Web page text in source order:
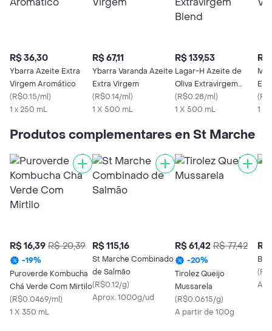
R$ 36,30
Ybarra Azeite Extra
Virgem Aromático
(R$0.15/ml)
1 x 250 mL
R$ 67,11
Ybarra Varanda Azeite
Extra Virgem
(R$0.14/ml)
1 X 500 mL
R$ 139,53
Lagar-H Azeite de
Oliva Extravirgem
Blend
(R$0.28/ml)
1 X 500 mL
R$
(
1 X
Produtos complementares en St Marche
R$ 16,39 R$ 20,39
-19%
Puroverde Kombucha
Chá Verde Com Mirtilo
(R$0.0469/ml)
1 X 350 mL
R$ 115,16
St Marche Combinado
de Salmão
(R$0.12/g)
Aprox. 1000g/ud
R$ 61,42 R$ 77,42
-20%
Tirolez Queijo
Mussarela
(R$0.0615/g)
A partir de 100g
R$
(